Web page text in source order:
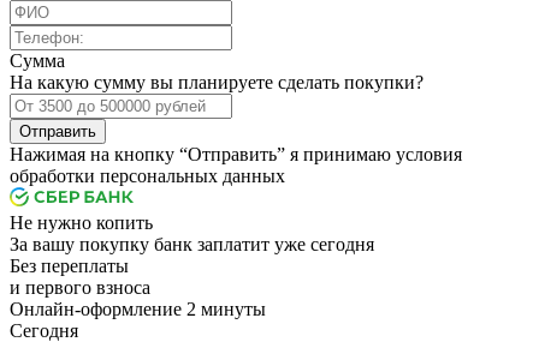
Сумма
На какую сумму вы планируете сделать покупки?
Отправить
Нажимая на кнопку “Отправить” я принимаю условия
обработки персональных данных
Не нужно копить
За вашу покупку банк заплатит уже сегодня
Без переплаты
и первого взноса
Онлайн-оформление 2 минуты
Cегодня